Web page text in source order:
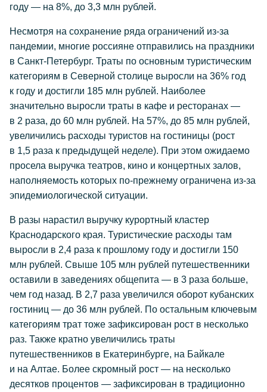
году — на 8%, до 3,3 млн рублей.
Несмотря на сохранение ряда ограничений из-за
пандемии, многие россияне отправились на праздники
в Санкт-Петербург. Траты по основным туристическим
категориям в Северной столице выросли на 36% год
к году и достигли 185 млн рублей. Наиболее
значительно выросли траты в кафе и ресторанах —
в 2 раза, до 60 млн рублей. На 57%, до 85 млн рублей,
увеличились расходы туристов на гостиницы (рост
в 1,5 раза к предыдущей неделе). При этом ожидаемо
просела выручка театров, кино и концертных залов,
наполняемость которых по-прежнему ограничена из-за
эпидемиологической ситуации.
В разы нарастил выручку курортный кластер
Краснодарского края. Туристические расходы там
выросли в 2,4 раза к прошлому году и достигли 150
млн рублей. Свыше 105 млн рублей путешественники
оставили в заведениях общепита — в 3 раза больше,
чем год назад. В 2,7 раза увеличился оборот кубанских
гостиниц — до 36 млн рублей. По остальным ключевым
категориям трат тоже зафиксирован рост в несколько
раз. Также кратно увеличились траты
путешественников в Екатеринбурге, на Байкале
и на Алтае. Более скромный рост — на несколько
десятков процентов — зафиксирован в традиционно